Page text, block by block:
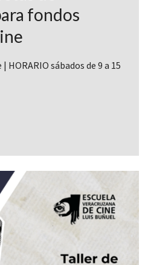
fondos
HORARIO sábados de 9 a 15